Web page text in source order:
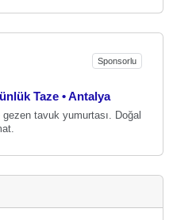
Sponsorlu
Taze • Antalya
tavuk yumurtası. Doğal